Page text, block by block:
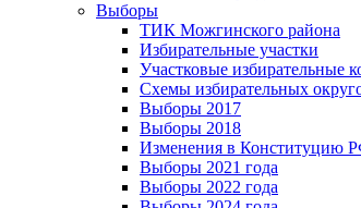
Выборы
ТИК Можгинского района
Избирательные участки
Участковые избирательные
Схемы избирательных
Выборы 2017
Выборы 2018
Изменения в Конституцию
Выборы 2021 года
Выборы 2022 года